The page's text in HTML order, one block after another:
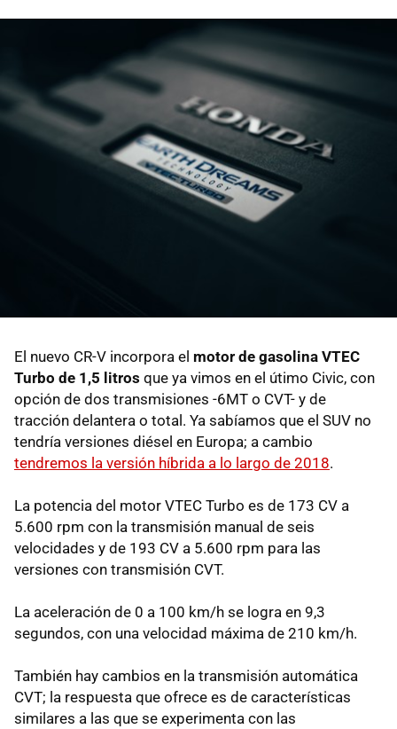
El nuevo CR-V incorpora el motor de gasolina VTEC
Turbo de 1,5 litros que ya vimos en el útimo Civic, con
opción de dos transmisiones -6MT o CVT- y de
tracción delantera o total. Ya sabíamos que el SUV no
tendría versiones diésel en Europa; a cambio
tendremos la versión híbrida a lo largo de 2018.
La potencia del motor VTEC Turbo es de 173 CV a
5.600 rpm con la transmisión manual de seis
velocidades y de 193 CV a 5.600 rpm para las
versiones con transmisión CVT.
La aceleración de 0 a 100 km/h se logra en 9,3
segundos, con una velocidad máxima de 210 km/h.
También hay cambios en la transmisión automática
CVT; la respuesta que ofrece es de características
similares a las que se experimenta con las